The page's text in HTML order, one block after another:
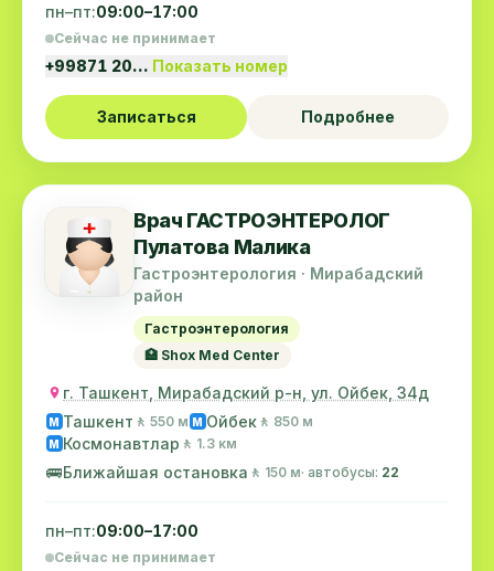
пн–пт:09:00–17:00
Сейчас не принимает
+99871 20… Показать номер
Записаться Подробнее
Врач ГАСТРОЭНТЕРОЛОГ
Пулатова Малика
Гастроэнтерология · Мирабадский
район
Гастроэнтерология
🏥 Shox Med Center
г. Ташкент, Мирабадский р-н, ул. Ойбек, 34д
M Ташкент 🚶 550 м M Ойбек 🚶 850 м
M Космонавтлар 🚶 1.3 км
🚌Ближайшая остановка 🚶 150 м· автобусы: 22
пн–пт:09:00–17:00
Сейчас не принимает